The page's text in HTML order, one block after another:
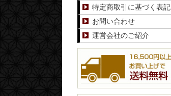
特定商取引に基づく表記
お問い合わせ
運営会社のご紹介